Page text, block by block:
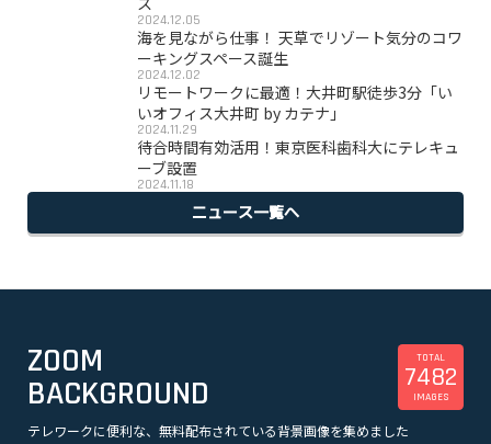
2024.12.05
海を見ながら仕事！ 天草でリゾート気分のコワ
ーキングスペース誕生
2024.12.02
リモートワークに最適！大井町駅徒歩3分「い
いオフィス大井町 by カテナ」
2024.11.29
待合時間有効活用！東京医科歯科大にテレキュ
ーブ設置
2024.11.18
ニュース一覧へ
ZOOM
BACKGROUND
テレワークに便利な、無料配布されている背景画像を集めました
TOTAL
7482
IMAGES
美容